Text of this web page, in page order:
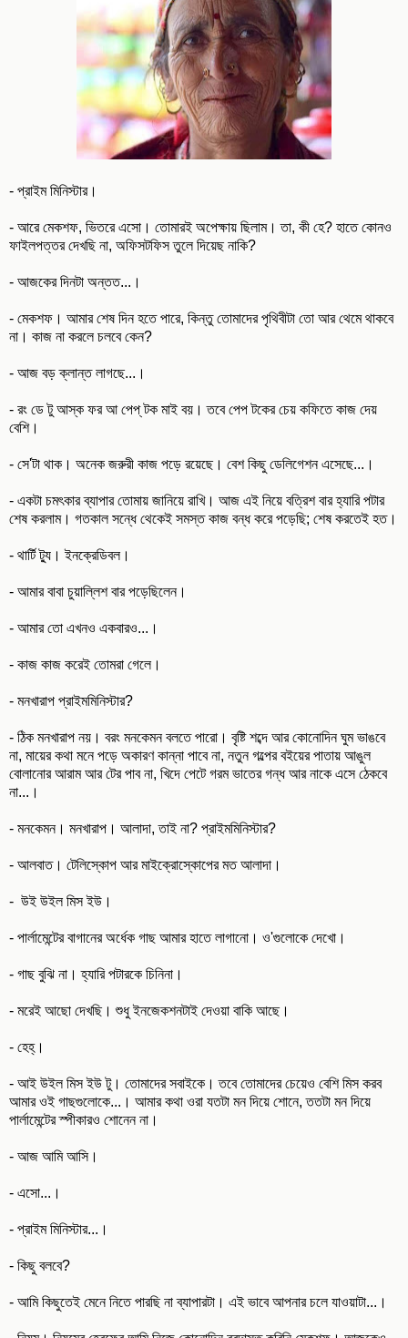
- প্রাইম মিনিস্টার।
- আরে মেকশফ, ভিতরে এসো। তোমারই অপেক্ষায় ছিলাম। তা, কী হে? হাতে কোনও
ফাইলপত্তর দেখছি না, অফিসটফিস তুলে দিয়েছ নাকি?
- আজকের দিনটা অন্তত...।
- মেকশফ। আমার শেষ দিন হতে পারে, কিন্তু তোমাদের পৃথিবীটা তো আর থেমে থাকবে
না। কাজ না করলে চলবে কেন?
- আজ বড় ক্লান্ত লাগছে...।
- রং ডে টু আস্ক ফর আ পেপ্‌ টক মাই বয়। তবে পেপ টকের চেয় কফিতে কাজ দেয়
বেশি।
- সে'টা থাক। অনেক জরুরী কাজ পড়ে রয়েছে। বেশ কিছু ডেলিগেশন এসেছে...।
- একটা চমৎকার ব্যাপার তোমায় জানিয়ে রাখি। আজ এই নিয়ে বত্রিশ বার হ্যারি পটার
শেষ করলাম। গতকাল সন্ধে থেকেই সমস্ত কাজ বন্ধ করে পড়েছি; শেষ করতেই হত।
- থার্টি ট্যু। ইনক্রেডিবল।
- আমার বাবা চুয়াল্লিশ বার পড়েছিলেন।
- আমার তো এখনও একবারও...।
- কাজ কাজ করেই তোমরা গেলে।
- মনখারাপ প্রাইমমিনিস্টার?
- ঠিক মনখারাপ নয়। বরং মনকেমন বলতে পারো। বৃষ্টি শব্দে আর কোনোদিন ঘুম ভাঙবে
না, মায়ের কথা মনে পড়ে অকারণ কান্না পাবে না, নতুন গল্পের বইয়ের পাতায় আঙুল
বোলানোর আরাম আর টের পাব না, খিদে পেটে গরম ভাতের গন্ধ আর নাকে এসে ঠেকবে
না...।
- মনকেমন। মনখারাপ। আলাদা, তাই না? প্রাইমমিনিস্টার?
- আলবাত। টেলিস্কোপ আর মাইক্রোস্কোপের মত আলাদা।
- উই উইল মিস ইউ।
- পার্লামেন্টের বাগানের অর্ধেক গাছ আমার হাতে লাগানো। ও'গুলোকে দেখো।
- গাছ বুঝি না। হ্যারি পটারকে চিনিনা।
- মরেই আছো দেখছি। শুধু ইনজেকশনটাই দেওয়া বাকি আছে।
- হেহ্‌।
- আই উইল মিস ইউ টু। তোমাদের সবাইকে। তবে তোমাদের চেয়েও বেশি মিস করব
আমার ওই গাছগুলোকে...। আমার কথা ওরা যতটা মন দিয়ে শোনে, ততটা মন দিয়ে
পার্লামেন্টের স্পীকারও শোনেন না।
- আজ আমি আসি।
- এসো...।
- প্রাইম মিনিস্টার...।
- কিছু বলবে?
- আমি কিছুতেই মেনে নিতে পারছি না ব্যাপারটা। এই ভাবে আপনার চলে যাওয়াটা...।